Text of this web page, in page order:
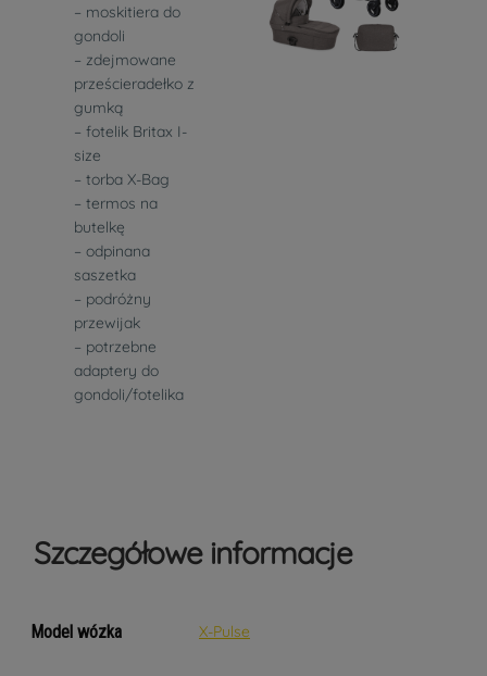
– moskitiera do
gondoli
– zdejmowane
prześcieradełko z
gumką
– fotelik Britax I-
size
– torba X-Bag
– termos na
butelkę
– odpinana
saszetka
– podróżny
przewijak
– potrzebne
adaptery do
gondoli/fotelika
Szczegółowe informacje
Model wózka X-Pulse